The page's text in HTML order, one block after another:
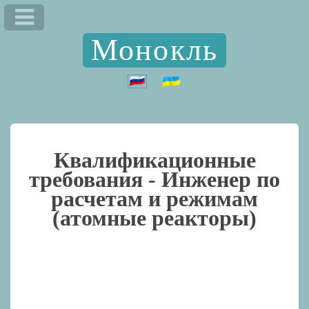
Монокль
Квалификационные
требования - Инженер по
расчетам и режимам
(атомные реакторы)